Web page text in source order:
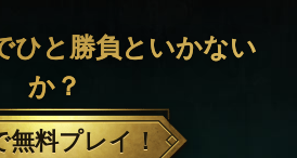
ひと勝負といかない
か？
無料プレイ！